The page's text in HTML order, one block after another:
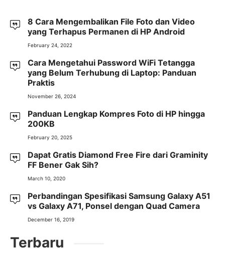
8 Cara Mengembalikan File Foto dan Video
yang Terhapus Permanen di HP Android
February 24, 2022
Cara Mengetahui Password WiFi Tetangga
yang Belum Terhubung di Laptop: Panduan
Praktis
November 26, 2024
Panduan Lengkap Kompres Foto di HP hingga
200KB
February 20, 2025
Dapat Gratis Diamond Free Fire dari Graminity
FF Bener Gak Sih?
March 10, 2020
Perbandingan Spesifikasi Samsung Galaxy A51
vs Galaxy A71, Ponsel dengan Quad Camera
December 16, 2019
Terbaru